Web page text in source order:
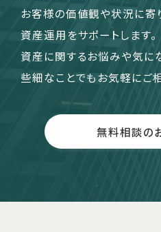
お客様の価値観や状況に寄
資産運用をサポートします。
資産に関するお悩みや気に
些細なことでもお気軽にご
無料相談の